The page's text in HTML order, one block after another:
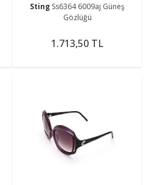
Sting Ss6364 6009aj Güneş
Gözlüğü
1.713,50 TL